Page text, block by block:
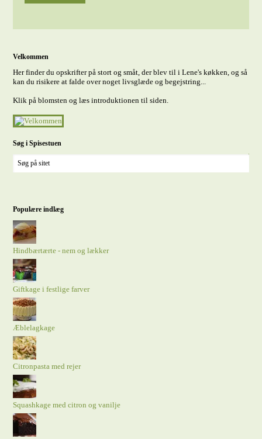
Velkommen
Her finder du opskrifter på stort og småt, der blev til i Lene's køkken, og så
kan du risikere at falde over noget livsglæde og begejstring...
Klik på blomsten og læs introduktionen til siden.
Søg i Spisestuen
Populære indlæg
Hindbærtærte - nem og lækker
Giftkage i festlige farver
Æblelagkage
Citronpasta med rejer
Squashkage med citron og vanilje